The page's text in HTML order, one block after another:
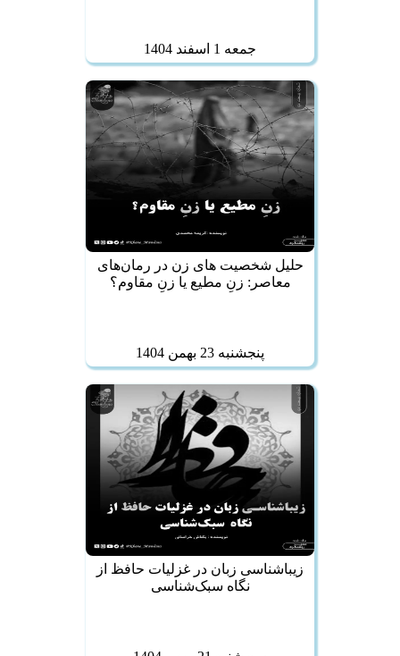
جمعه 1 اسفند 1404
حلیل شخصیت‌ های زن در رمان‌های
معاصر: زنِ مطیع یا زنِ مقاوم؟
پنجشنبه 23 بهمن 1404
زیباشناسی زبان در غزلیات حافظ از
نگاه سبک‌شناسی